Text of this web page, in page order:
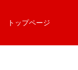
トップページ